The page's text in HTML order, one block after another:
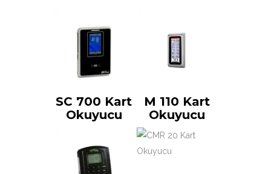
SC 700 Kart
Okuyucu
M 110 Kart
Okuyucu